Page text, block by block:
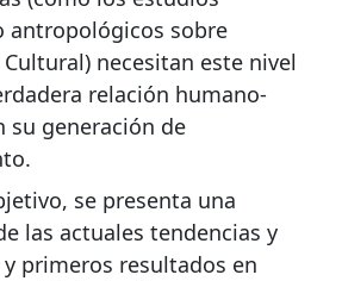
antropológicos sobre
necesitan este nivel
relación humano-
su generación de
se presenta una
las actuales tendencias y
primeros resultados en